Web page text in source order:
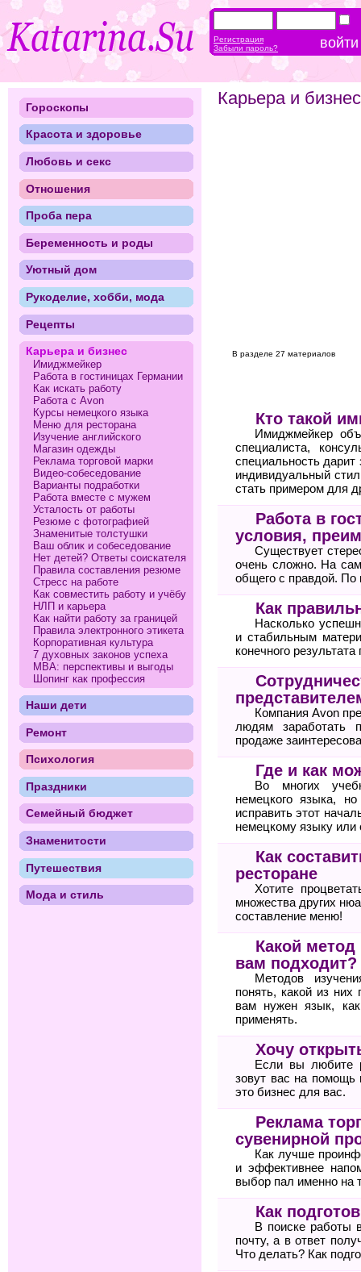
Карьера и бизнес
В разделе 27 материалов
Кто такой
Имиджмейкер
специалиста,
специальность дарит
индивидуальный
стать примером для
Работа в
условия,
Существует
очень сложно. На
общего с правдой. По
Как
Насколько
и стабильным
конечного
Компания Avon
людям заработать
продаже
Где и как
Во многих
немецкого языка,
исправить этот
немецкому языку
Как
ресторане
Хотите
множества других
составление меню!
Какой метод
вам подходит?
Методов
понять, какой из
вам нужен язык,
применять.
Хочу
Если вы любите
зовут вас на
это бизнес для вас.
Реклама
сувенирной
Как лучше
и эффективнее
выбор пал именно на
Как
В поиске работы
почту, а в ответ
Что делать? Как
Гороскопы
Красота и здоровье
Любовь и секс
Отношения
Проба пера
Беременность и роды
Уютный дом
Рукоделие, хобби, мода
Рецепты
Карьера и бизнес
Имиджмейкер
Работа в гостиницах Германии
Как искать работу
Работа с Avon
Курсы немецкого языка
Меню для ресторана
Изучение английского
Магазин одежды
Реклама торговой марки
Видео-собеседование
Варианты подработки
Работа вместе с мужем
Усталость от работы
Резюме с фотографией
Знаменитые толстушки
Ваш облик и собеседование
Нет детей? Ответы соискателя
Правила составления резюме
Стресс на работе
Как совместить работу и учёбу
НЛП и карьера
Как найти работу за границей
Правила электронного этикета
Корпоративная культура
7 духовных законов успеха
МВА: перспективы и выгоды
Шопинг как профессия
Наши дети
Ремонт
Психология
Праздники
Семейный бюджет
Знаменитости
Путешествия
Мода и стиль
Регистрация
Забыли пароль?